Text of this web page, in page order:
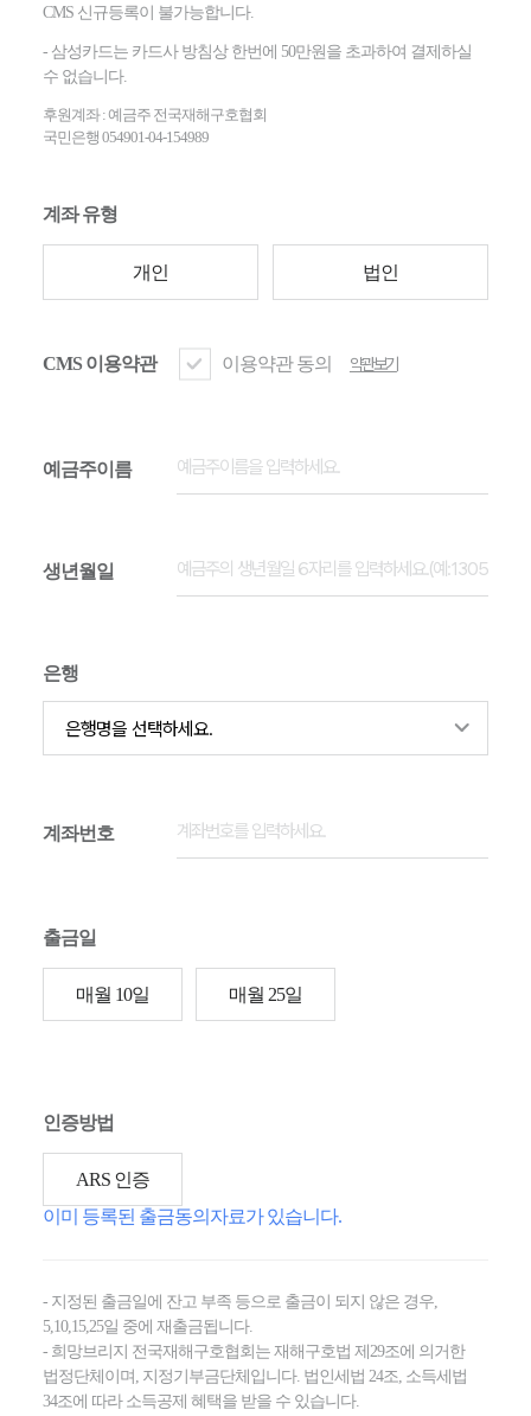
CMS 신규등록이 불가능합니다.
- 삼성카드는 카드사 방침상 한번에 50만원을 초과하여 결제하실
수 없습니다.
후원계좌 : 예금주 전국재해구호협회
국민은행 054901-04-154989
계좌 유형
개인 법인
CMS 이용약관 이용약관 동의 약관보기
예금주이름
생년월일
은행
계좌번호
출금일
매월 10일 매월 25일
인증방법
ARS 인증
이미 등록된 출금동의자료가 있습니다.
- 지정된 출금일에 잔고 부족 등으로 출금이 되지 않은 경우,
5,10,15,25일 중에 재출금됩니다.
- 희망브리지 전국재해구호협회는 재해구호법 제29조에 의거한
법정단체이며, 지정기부금단체입니다. 법인세법 24조, 소득세법
34조에 따라 소득공제 혜택을 받을 수 있습니다.